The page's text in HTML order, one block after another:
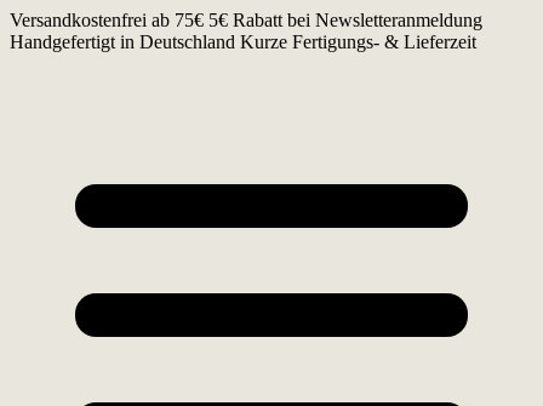
Zum
Inhalt
Versandkostenfrei ab 75€ 5€ Rabatt bei Newsletteranmeldung
Handgefertigt in Deutschland Kurze Fertigungs- & Lieferzeit